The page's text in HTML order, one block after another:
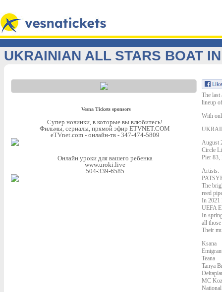
UKRAINIAN ALL STARS BOAT
Vesna Tickets sponsors
Супер новинки, в которые вы влюбитеcь!
Фильмы, сериалы, прямой эфир ETVNET.COM
eTVnet.com - онлайн-тв - 347-474-5809
Онлайн уроки для вашего ребенка
www.uroki.live
504-339-6585
The last
lineup
With
August
Circle
Pier 83,
Artists:
The
reed
In
UEFA
In
all
Their
Ksana
Teana
Tanya
MC